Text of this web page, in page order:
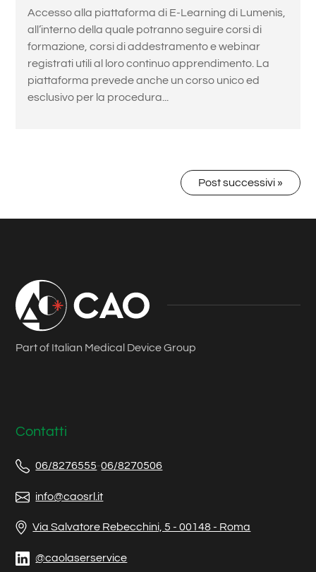
Accesso alla piattaforma di E-Learning di Lumenis,
all’interno della quale potranno seguire corsi di
formazione, corsi di addestramento e webinar
registrati utili al loro continuo apprendimento. La
piattaforma prevede anche un corso unico ed
esclusivo per la procedura...
Post successivi »
Part of Italian Medical Device Group
Contatti
06/8276555-06/8270506
info@caosrl.it
Via Salvatore Rebecchini, 5 - 00148 - Roma
@caolaserservice